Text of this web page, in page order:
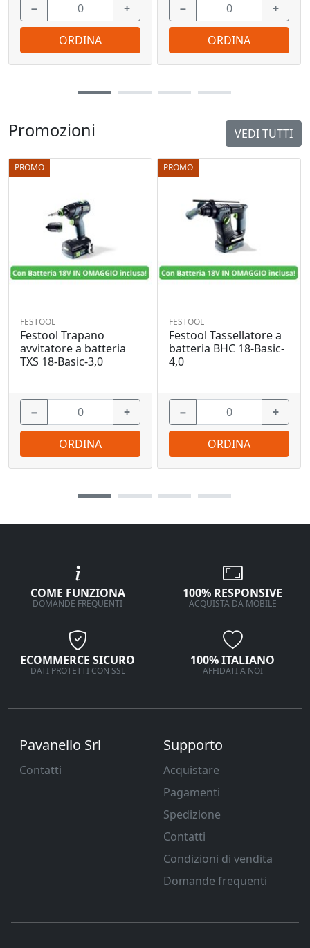
Promozioni VEDI TUTTI
PROMO
FESTOOL
Festool Trapano
avvitatore a batteria
TXS 18-Basic-3,0
− +
ORDINA
PROMO
FESTOOL
Festool Tassellatore a
batteria BHC 18-Basic-
4,0
− +
ORDINA
− +
ORDINA
− +
ORDINA
COME FUNZIONA
DOMANDE FREQUENTI
100% RESPONSIVE
ACQUISTA DA MOBILE
ECOMMERCE SICURO
DATI PROTETTI CON SSL
100% ITALIANO
AFFIDATI A NOI
Pavanello Srl
Contatti
Supporto
Acquistare
Pagamenti
Spedizione
Contatti
Condizioni di vendita
Domande frequenti